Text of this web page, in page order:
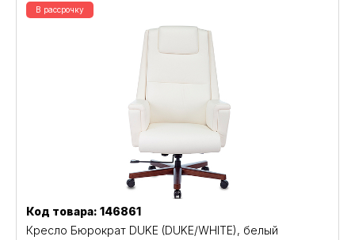
В рассрочку
Код товара: 146861
Кресло Бюрократ DUKE (DUKE/WHITE), белый